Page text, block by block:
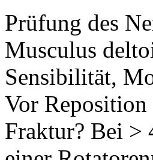
Prüfung des
Musculus
Sensibilität,
Vor
Fraktur? Bei >